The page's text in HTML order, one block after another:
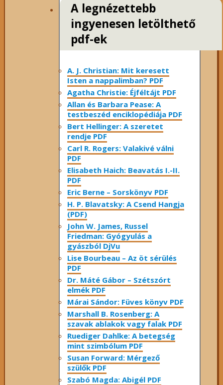
A legnézettebb
ingyenesen letölthető
pdf-ek
A. J. Christian: Mit keresett
Isten a nappalimban? PDF
Agatha Christie: Éjféltájt PDF
Allan és Barbara Pease: A
testbeszéd enciklopédiája PDF
Bert Hellinger: A ​szeretet
rendje PDF
Carl R. Rogers: Valakivé válni
PDF
Elisabeth Haich: Beavatás I.-II.
PDF
Eric Berne – Sorskönyv PDF
H. P. Blavatsky: A Csend Hangja
(PDF)
John W. James, Russel
Friedman: Gyógyulás a
gyászból DjVu
Lise Bourbeau – Az öt sérülés
PDF
Dr. Máté Gábor – Szétszórt
elmék PDF
Márai Sándor: Füves könyv PDF
Marshall B. Rosenberg: A
szavak ablakok vagy falak PDF
Ruediger Dahlke: A betegség
mint szimbólum PDF
Susan Forward: Mérgező
szülők PDF
Szabó Magda: Abigél PDF